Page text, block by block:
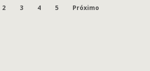
2 3 4 5 Próximo